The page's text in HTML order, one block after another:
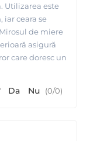
Utilizarea este
ceara se
de miere
asigură
care doresc un
Da Nu (0/0)